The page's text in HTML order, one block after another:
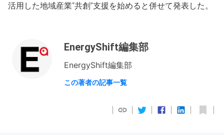
活用した地域産業“共創”支援を始めると併せて発表した。
EnergyShift編集部
EnergyShift編集部
この著者の記事一覧